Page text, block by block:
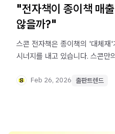
"전자책이 종이책 매
않을까?"
스콘 전자책은 종이책의 '대체
시너지를 내고 있습니다. 스콘만
점유하는 전략이 되는지, 실제 데
Feb 26, 2026 출판트렌드